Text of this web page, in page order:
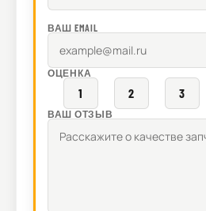
ВАШ EMAIL
ОЦЕНКА
1 2 3
ВАШ ОТЗЫВ